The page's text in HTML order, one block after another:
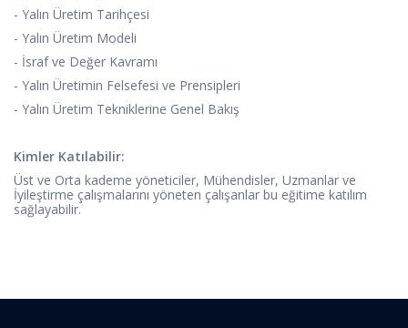
- Yalın Üretim Tarihçesi
- Yalın Üretim Modeli
- İsraf ve Değer Kavramı
- Yalın Üretimin Felsefesi ve Prensipleri
- Yalın Üretim Tekniklerine Genel Bakış
Kimler Katılabilir:
Üst ve Orta kademe yöneticiler, Mühendisler, Uzmanlar ve
İyileştirme çalışmalarını yöneten çalışanlar bu eğitime katılım
sağlayabilir.